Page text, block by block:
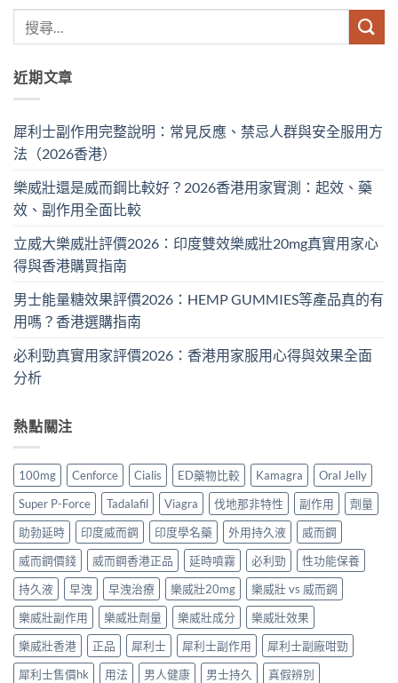
近期文章
犀利士副作用完整說明：常見反應、禁忌人群與安全服用方
法（2026香港）
樂威壯還是威而鋼比較好？2026香港用家實測：起效、藥
效、副作用全面比較
立威大樂威壯評價2026：印度雙效樂威壯20mg真實用家心
得與香港購買指南
男士能量糖效果評價2026：HEMP GUMMIES等產品真的有
用嗎？香港選購指南
必利勁真實用家評價2026：香港用家服用心得與效果全面
分析
熱點關注
100mg Cenforce Cialis ED藥物比較 Kamagra
Oral Jelly
Super P-Force
Tadalafil Viagra 伐地那非特性 副作用
劑量
助勃延時
印度威而鋼 印度學名藥 外用持久液
威而鋼
威而鋼價錢
威而鋼香港正品 延時噴霧 必利勁
性功能保養
持久液
早洩 早洩治療 樂威壯20mg
樂威壯 vs 威而鋼
樂威壯副作用
樂威壯劑量 樂威壯成分
樂威壯效果
樂威壯香港
正品 犀利士 犀利士副作用
犀利士副廠咁勁
犀利士售價hk
用法 男人健康 男士持久 真假辨別